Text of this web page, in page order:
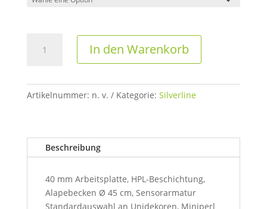
Behandlungszeile
Silverline
In den Warenkorb
Artikelnummer: n. v. Kategorie: Silverline
Beschreibung
40 mm Arbeitsplatte, HPL-Beschichtung,
Alapebecken Ø 45 cm, Sensorarmatur
Standardauswahl an Unidekoren, Miniperl